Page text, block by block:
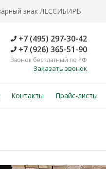
знак ЛЕССИБИРЬ
+7 (495) 297-30-42
+7 (926) 365-51-90
Звонок бесплатный по РФ
Заказать звонок
Контакты Прайс-листы